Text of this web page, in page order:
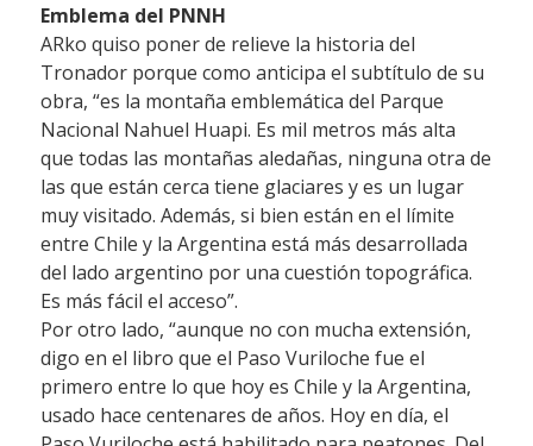
Emblema del PNNH
ARko quiso poner de relieve la historia del
Tronador porque como anticipa el subtítulo de su
obra, “es la montaña emblemática del Parque
Nacional Nahuel Huapi. Es mil metros más alta
que todas las montañas aledañas, ninguna otra de
las que están cerca tiene glaciares y es un lugar
muy visitado. Además, si bien están en el límite
entre Chile y la Argentina está más desarrollada
del lado argentino por una cuestión topográfica.
Es más fácil el acceso”.
Por otro lado, “aunque no con mucha extensión,
digo en el libro que el Paso Vuriloche fue el
primero entre lo que hoy es Chile y la Argentina,
usado hace centenares de años. Hoy en día, el